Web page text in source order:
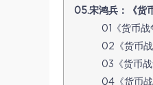
05.宋鸿兵：《货
01《货币
02《货币
03《货币
04《货币